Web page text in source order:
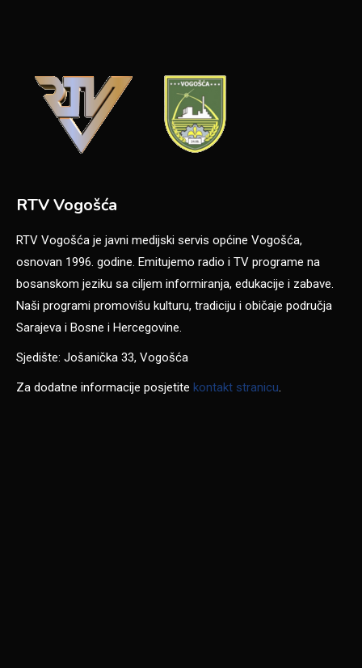
RTV Vogošća
RTV Vogošća je javni medijski servis općine Vogošća,
osnovan 1996. godine. Emitujemo radio i TV programe na
bosanskom jeziku sa ciljem informiranja, edukacije i zabave.
Naši programi promovišu kulturu, tradiciju i običaje područja
Sarajeva i Bosne i Hercegovine.
Sjedište: Jošanička 33, Vogošća
Za dodatne informacije posjetite kontakt stranicu.